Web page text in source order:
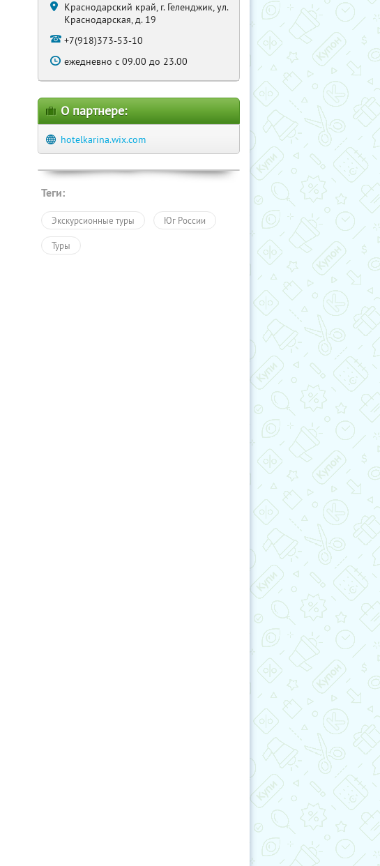
Краснодарский край, г. Геленджик, ул.
Краснодарская, д. 19
+7(918)373-53-10
ежедневно с 09.00 до 23.00
О партнере:
hotelkarina.wix.com
Теги:
Экскурсионные туры Юг России
Туры